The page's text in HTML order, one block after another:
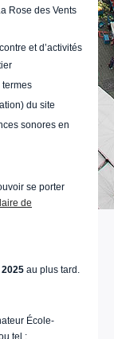
Rose des Vents
et d’activités
du site
sonores en
se porter
de
au plus tard.
École-
tel :